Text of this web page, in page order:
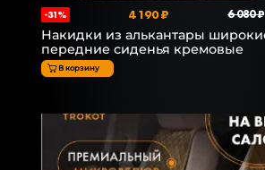
-31% 4 190 ₽ 6 080 ₽
Накидки из алькантары
передние сиденья кремовые
В корзину